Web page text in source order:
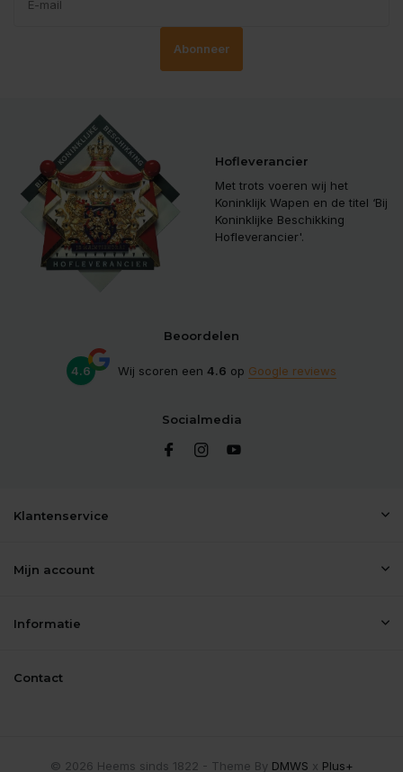
Abonneer
Hofleverancier
Met trots voeren wij het
Koninklijk Wapen en de titel ‘Bij
Koninklijke Beschikking
Hofleverancier'.
Beoordelen
4.6 Wij scoren een 4.6 op Google reviews
Socialmedia
Klantenservice
Mijn account
Informatie
Contact
© 2026 Heems sinds 1822 - Theme By DMWS x Plus+